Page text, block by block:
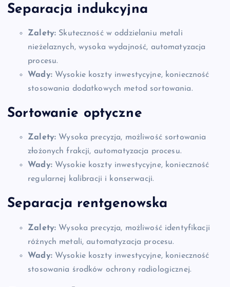
Separacja indukcyjna
Zalety: Skuteczność w oddzielaniu metali
nieżelaznych, wysoka wydajność, automatyzacja
procesu.
Wady:Wysokie koszty inwestycyjne, konieczność
stosowania dodatkowych metod sortowania.
Sortowanie optyczne
Zalety: Wysoka precyzja, możliwość sortowania
złożonych frakcji, automatyzacja procesu.
Wady:Wysokie koszty inwestycyjne, konieczność
regularnej kalibracji i konserwacji.
Separacja rentgenowska
Zalety: Wysoka precyzja, możliwość identyfikacji
różnych metali, automatyzacja procesu.
Wady:Wysokie koszty inwestycyjne, konieczność
stosowania środków ochrony radiologicznej.